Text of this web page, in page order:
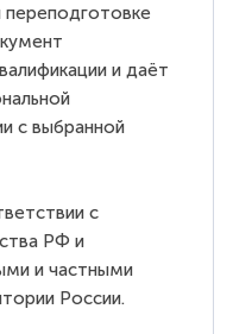
и даёт
с выбранной
с
РФ и
и частными
России.